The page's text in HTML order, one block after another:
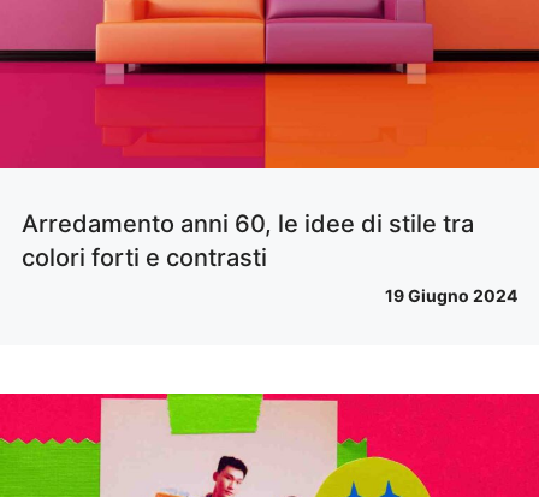
Arredamento anni 60, le idee di stile tra
colori forti e contrasti
19 Giugno 2024